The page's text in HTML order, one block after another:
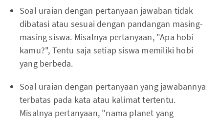
Soal uraian dengan pertanyaan jawaban tidak
dibatasi atau sesuai dengan pandangan masing-
masing siswa. Misalnya pertanyaan, "Apa hobi
kamu?", Tentu saja setiap siswa memiliki hobi
yang berbeda.
Soal uraian dengan pertanyaan yang jawabannya
terbatas pada kata atau kalimat tertentu.
Misalnya pertanyaan, "nama planet yang